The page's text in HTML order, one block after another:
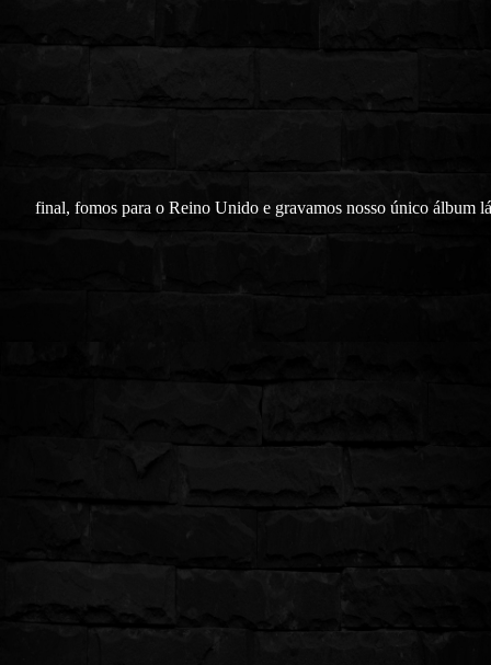
final, fomos para o Reino Unido e gravamos nosso único álbum